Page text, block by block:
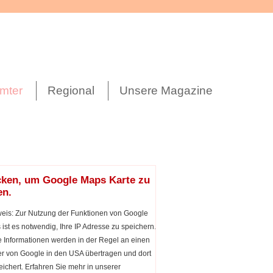
Regional Unsere Magazine
um Google Maps Karte zu
Zur Nutzung der Funktionen von Google
ist es notwendig, Ihre IP Adresse zu speichern.
Informationen werden in der Regel an einen
von Google in den USA übertragen und dort
Erfahren Sie mehr in unserer